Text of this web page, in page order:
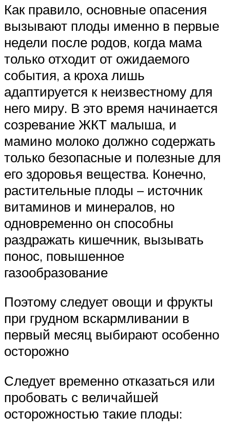
Как правило, основные опасения
вызывают плоды именно в первые
недели после родов, когда мама
только отходит от ожидаемого
события, а кроха лишь
адаптируется к неизвестному для
него миру. В это время начинается
созревание ЖКТ малыша, и
мамино молоко должно содержать
только безопасные и полезные для
его здоровья вещества. Конечно,
растительные плоды – источник
витаминов и минералов, но
одновременно он способны
раздражать кишечник, вызывать
понос, повышенное
газообразование
Поэтому следует овощи и фрукты
при грудном вскармливании в
первый месяц выбирают особенно
осторожно
Следует временно отказаться или
пробовать с величайшей
осторожностью такие плоды: